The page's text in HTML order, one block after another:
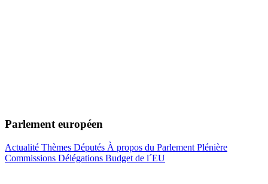
Parlement européen
Actualité Thèmes Députés À propos du Parlement Plénière
Commissions Délégations Budget de l´EU